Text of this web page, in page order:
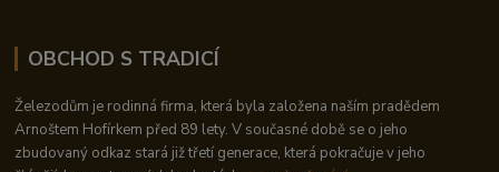
OBCHOD S TRADICÍ
Železodům je rodinná firma, která byla založena naším pradědem
Arnoštem Hofírkem před 89 lety. V současné době se o jeho
zbudovaný odkaz stará již třetí generace, která pokračuje v jeho